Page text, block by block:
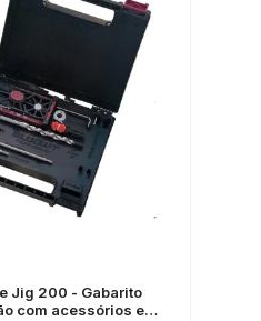
Jig 200 - Gabarito
com acessórios e